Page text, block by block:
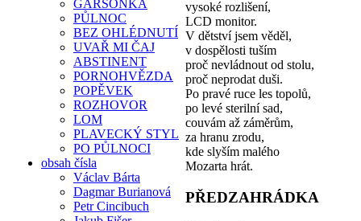
GARSONKA
PŮLNOC
BEZ OHLÉDNUTÍ
UVAŘ MI ČAJ
ABSTINENT
PORNOHVĚZDA
POPĚVEK
ROZHOVOR
LOM
PLAVECKÝ STYL
PO PŮLNOCI
obsah čísla
Václav Bárta
Dagmar Burianová
Petr Cincibuch
vysoké rozlišení,
LCD monitor.
V dětství jsem věděl,
v dospělosti tuším
proč nevládnout od stolu,
proč neprodat duši.
Po pravé ruce les topolů,
po levé sterilní sad,
couvám až záměrům,
za hranu zrodu,
kde slyším malého
Mozarta hrát.
PŘEDZAHRÁDKA